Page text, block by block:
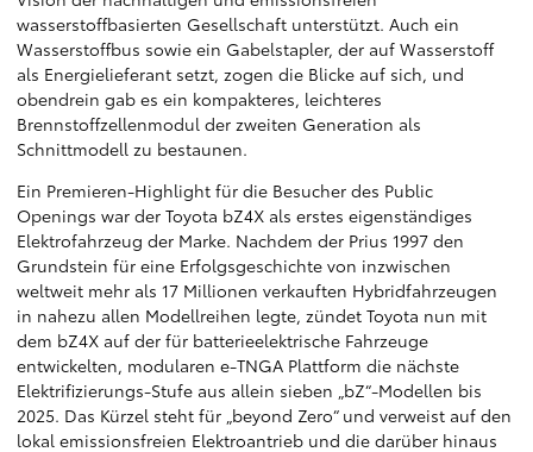
wasserstoffbasierten Gesellschaft unterstützt. Auch ein
Wasserstoffbus sowie ein Gabelstapler, der auf Wasserstoff
als Energielieferant setzt, zogen die Blicke auf sich, und
obendrein gab es ein kompakteres, leichteres
Brennstoffzellenmodul der zweiten Generation als
Schnittmodell zu bestaunen.
Ein Premieren-Highlight für die Besucher des Public
Openings war der Toyota bZ4X als erstes eigenständiges
Elektrofahrzeug der Marke. Nachdem der Prius 1997 den
Grundstein für eine Erfolgsgeschichte von inzwischen
weltweit mehr als 17 Millionen verkauften Hybridfahrzeugen
in nahezu allen Modellreihen legte, zündet Toyota nun mit
dem bZ4X auf der für batterieelektrische Fahrzeuge
entwickelten, modularen e-TNGA Plattform die nächste
Elektrifizierungs-Stufe aus allein sieben „bZ“-Modellen bis
2025. Das Kürzel steht für „beyond Zero“ und verweist auf den
lokal emissionsfreien Elektroantrieb und die darüber hinaus